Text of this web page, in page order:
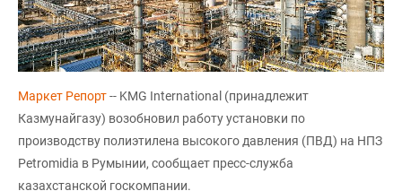
Маркет Репорт-- KMG International (принадлежит
Казмунайгазу) возобновил работу установки по
производству полиэтилена высокого давления (ПВД) на НПЗ
Petromidia в Румынии, сообщает пресс-служба
казахстанской госкомпании.